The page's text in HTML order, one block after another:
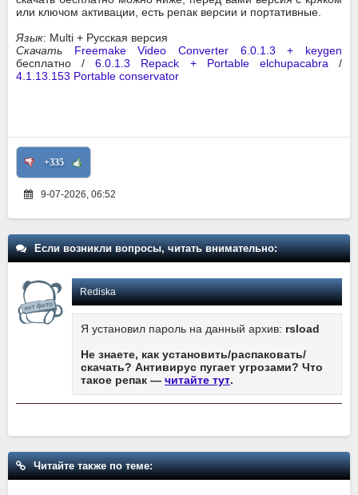
или ключом активации, есть репак версии и портативные.
Язык: Multi + Русская версия
Скачать Freemake Video Converter 6.0.1.3 + keygen
бесплатно /6.0.1.3 Repack + Portable elchupacabra /
4.1.13.153 Portable conservator
+335
9-07-2026, 06:52
Если возникли вопросы, читать внимательно:
Rediska
Я установил пароль на данный архив: rsload
Не знаете, как установить/распаковать/
скачать? Антивирус пугает угрозами? Что
такое репак — читайте тут.
Читайте также по теме: